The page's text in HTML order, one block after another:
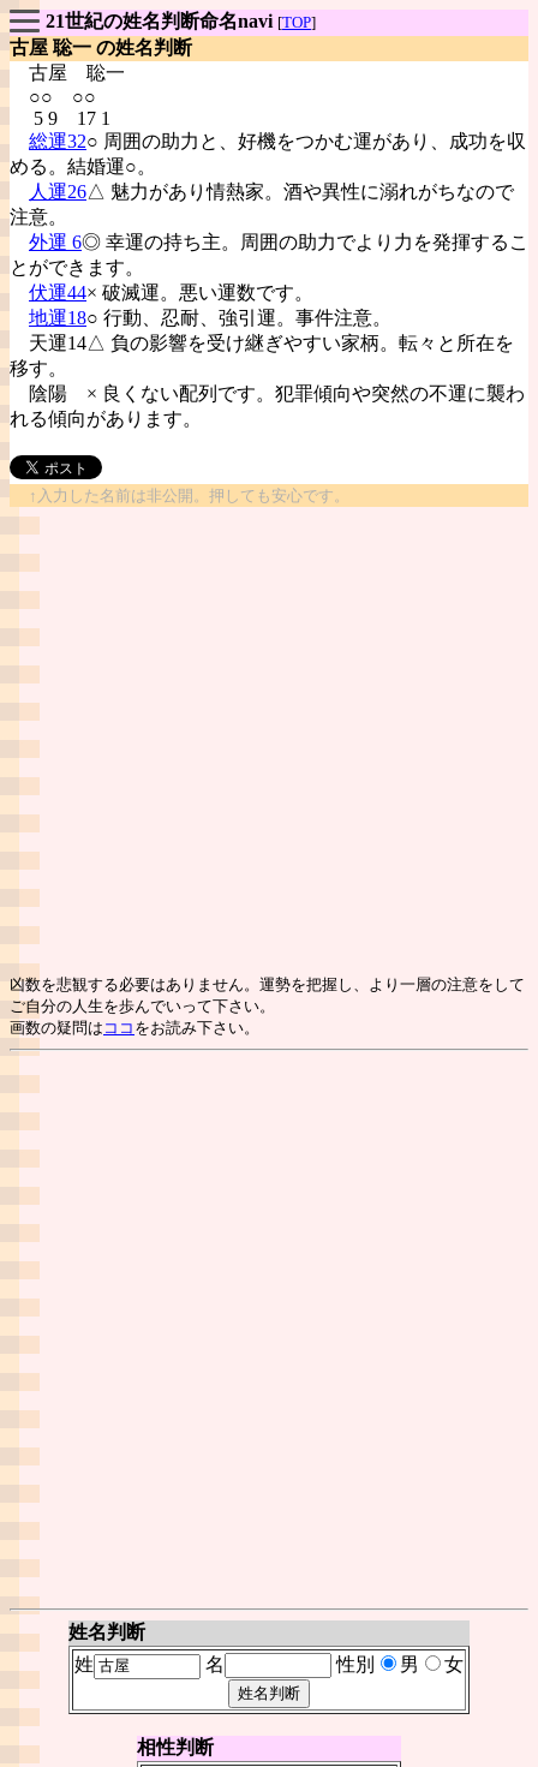
21世紀の姓名判断命名navi [TOP]
古屋 聡一 の姓名判断
古屋 聡一
○○ ○○
5 9 17 1
総運32○ 周囲の助力と、好機をつかむ運があり、成功を収
める。結婚運○。
人運26△ 魅力があり情熱家。酒や異性に溺れがちなので
注意。
外運 6◎ 幸運の持ち主。周囲の助力でより力を発揮するこ
とができます。
伏運44× 破滅運。悪い運数です。
地運18○ 行動、忍耐、強引運。事件注意。
天運14△ 負の影響を受け継ぎやすい家柄。転々と所在を
移す。
陰陽 × 良くない配列です。犯罪傾向や突然の不運に襲わ
れる傾向があります。
↑入力した名前は非公開。押しても安心です。
凶数を悲観する必要はありません。運勢を把握し、より一層の注意をして
ご自分の人生を歩んでいって下さい。
画数の疑問は ココ をお読み下さい。
姓名判断
姓
名 性別 男 女
相性判断